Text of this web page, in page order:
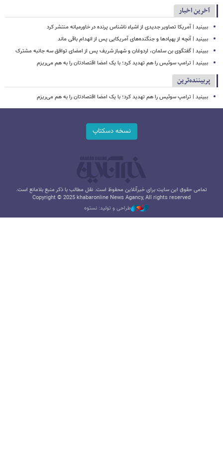
آخرین اخبار
ببینید | آمریکا تصاویر جدیدی از اشیاء ناشناس پرنده در خاورمیانه منتشر کرد
ببینید | آنچه از پهپادها و جنگنده‌های آمریکایی پس از انهدام باقی ماند
ببینید | گفتگوی بن سلمان، اردوغان و شهباز شریف پس از امضای توافق سه جانبه مشترک
ببینید | ترامپ سوئیس را هم تهدید کرد؛ با یک امضا اقتصادتان را به هم می‌ریزم
پربیننده‌ترین
ببینید | ترامپ سوئیس را هم تهدید کرد؛ با یک امضا اقتصادتان را به هم می‌ریزم
نسخه دسکتاپ
تمامی حقوق این سایت برای خبرآنلاین محفوظ است. نقل مطالب با ذکر منبع بلامانع است.
Copyright © 2025 khabaronline News Agancy, All rights reserved
طراحی و تولید: نستوه